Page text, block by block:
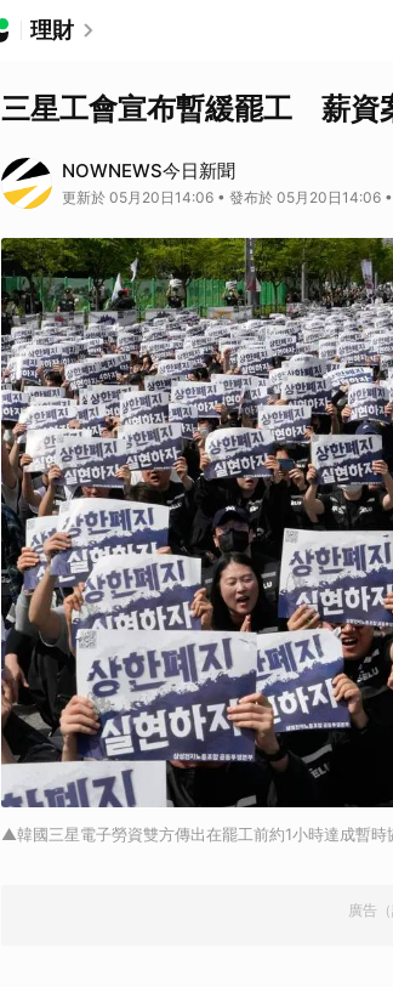
理財
三星工會宣布暫緩罷工 薪資
NOWNEWS今日新聞
更新於 05月20日14:06 • 發布於 05月20日14:06
▲韓國三星電子勞資雙方傳出在罷工前約1小時達成暫
廣告